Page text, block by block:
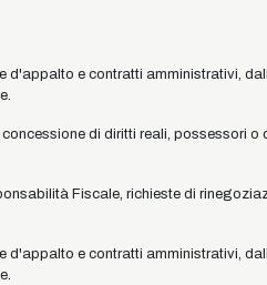
d'appalto e contratti amministrativi,
di diritti reali, possessori o
Fiscale, richieste di
d'appalto e contratti amministrativi,